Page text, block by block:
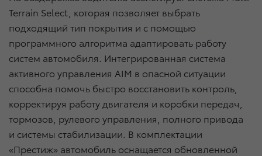
Terrain Select, которая позволяет выбрать
подходящий тип покрытия и с помощью
программного алгоритма адаптировать работу
систем автомобиля. Интегрированная система
активного управления AIM в опасной ситуации
способна помочь быстро восстановить контроль,
корректируя работу двигателя и коробки передач,
тормозов, рулевого управления, полного привода
и системы стабилизации. В комплектации
«Престиж» автомобиль оснащается обновленной